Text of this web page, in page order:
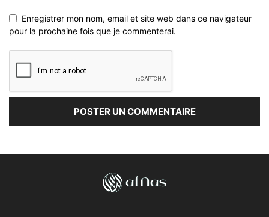
Enregistrer mon nom, email et site web dans ce navigateur
pour la prochaine fois que je commenterai.